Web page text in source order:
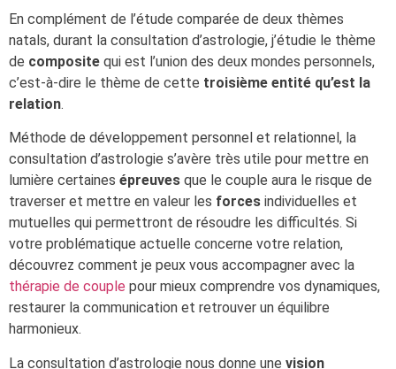
En complément de l’étude comparée de deux thèmes
natals, durant la consultation d’astrologie, j’étudie le thème
de composite qui est l’union des deux mondes personnels,
c’est-à-dire le thème de cette troisième entité qu’est la
relation.
Méthode de développement personnel et relationnel, la
consultation d’astrologie s’avère très utile pour mettre en
lumière certaines épreuves que le couple aura le risque de
traverser et mettre en valeur les forces individuelles et
mutuelles qui permettront de résoudre les difficultés. Si
votre problématique actuelle concerne votre relation,
découvrez comment je peux vous accompagner avec la
thérapie de couple pour mieux comprendre vos dynamiques,
restaurer la communication et retrouver un équilibre
harmonieux.
La consultation d’astrologie nous donne une vision